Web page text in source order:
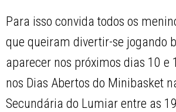
Para isso convida todos os
que queiram divertir-se jogando
aparecer nos próximos dias 10 e
nos Dias Abertos do Minibasket
Secundária do Lumiar entre as